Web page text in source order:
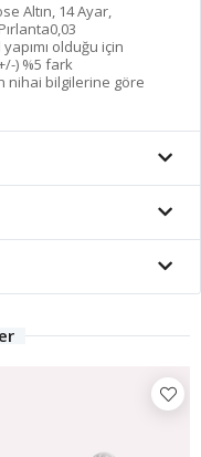
Altın, 14 Ayar,
olduğu için
) %5 fark
nihai bilgilerine göre